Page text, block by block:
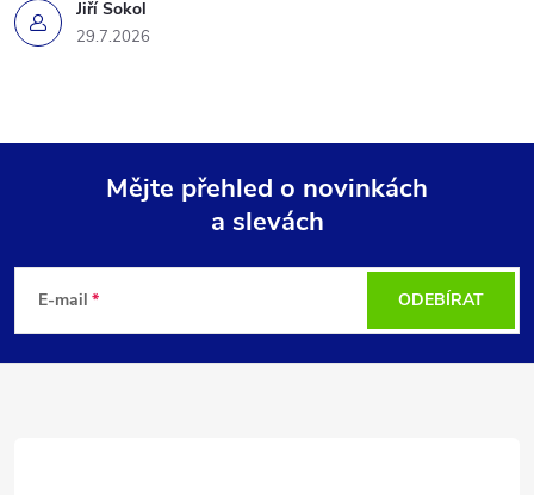
Jiří Sokol
29.7.2026
p
Mějte přehled o novinkách
a slevách
E-mail ODEBÍRAT